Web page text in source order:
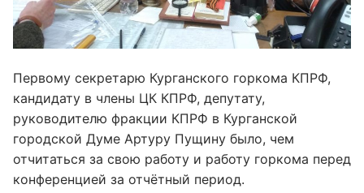
Первому секретарю Курганского горкома КПРФ,
кандидату в члены ЦК КПРФ, депутату,
руководителю фракции КПРФ в Курганской
городской Думе Артуру Пущину было, чем
отчитаться за свою работу и работу горкома перед
конференцией за отчëтный период.